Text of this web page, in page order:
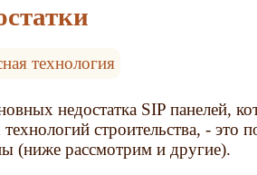
технология
недостатка SIP панелей,
строительства, - это
(ниже рассмотрим и другие).